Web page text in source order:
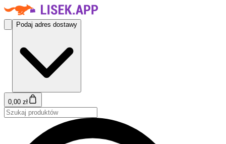
Podaj adres dostawy
0,00 zł